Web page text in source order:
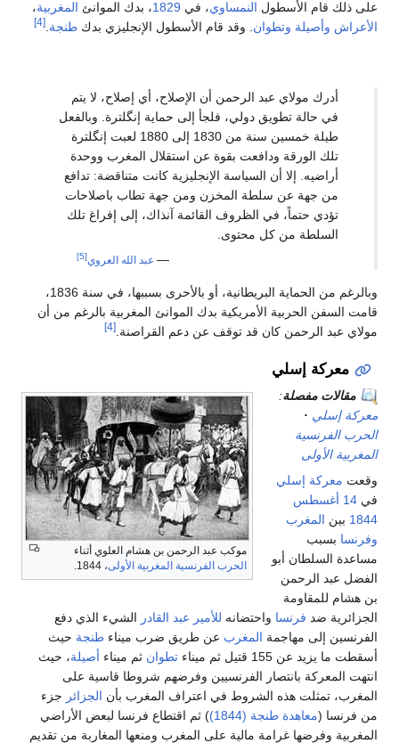
على ذلك قام الأسطول النمساوي، في 1829، بدك الموانئ المغربية،
الأعراش وأصيلة وتطوان . وقد قام الأسطول الإنجليزي بدك طنجة [4]
أدرك مولاي عبد الرحمن أن الإصلاح، أي إصلاح، لا يتم
في حالة تطويق دولي، فلجأ إلى حماية إنگلترة. وبالفعل
طيلة خمسين سنة من 1830 إلى 1880 لعبت إنگلترة
تلك الورقة ودافعت بقوة عن استقلال المغرب ووحدة
أراضيه. إلا أن السياسة الإنجليزية كانت متناقضة: تدافع
من جهة عن سلطة المخزن ومن جهة تطاب باصلاحات
تؤدي حتماً، في الظروف القائمة آنذاك، إلى إفراغ تلك
السلطة من كل محتوى.
— عبد الله العروي[5]
وبالرغم من الحماية البريطانية، أو بالأحرى بسببها، في سنة 1836،
قامت السفن الحربية الأمريكية بدك الموانئ المغربية بالرغم من أن
مولاي عبد الرحمن كان قد توقف عن دعم القراصنة. [4]
معركة إسلي
موكب عبد الرحمن بن هشام العلوي أثناء
الحرب الفرنسية المغربية الأولى، 1844.
مقالات مفصلة:
معركة إسلي
الحرب الفرنسية
المغربية الأولى
وقعت معركة إسلي
في 14 أغسطس
1844 بين المغرب
وفرنسا بسبب
مساعدة السلطان أبو
الفضل عبد الرحمن
بن هشام للمقاومة
الجزائرية ضد فرنسا واحتضانه للأمير عبد القادر الشيء الذي دفع
الفرنسين إلى مهاجمة المغرب عن طريق ضرب ميناء طنجة حيث
أسقطت ما يزيد عن 155 قتيل ثم ميناء
تطوان ثم ميناء أصيلة، حيث
انتهت المعركة بانتصار الفرنسيين وفرضهم شروطا قاسية على
المغرب، تمثلت هذه الشروط في اعتراف المغرب بأن الجزائر جزء
من فرنسا (معاهدة طنجة (1844)
) ثم اقتطاع فرنسا لبعض الأراضي
المغربية وفرضها غرامة مالية على المغرب ومنعها المغاربة من تقديم